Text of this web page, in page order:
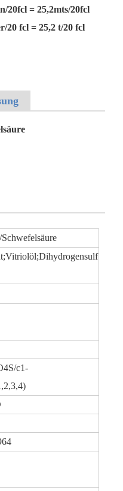
20fcl = 25,2mts/20fcl
20 fcl = 25,2 t/20 fcl
c1-